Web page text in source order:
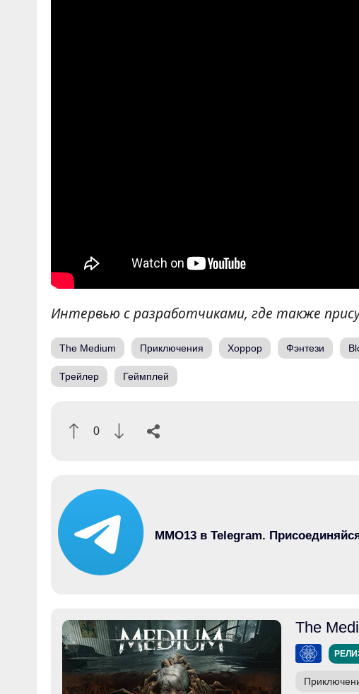
Интервью с разработчиками, где также
The Medium Приключения Хоррор Фэнтези
Трейлер Геймплей
0
MMO13 в Telegram.
The